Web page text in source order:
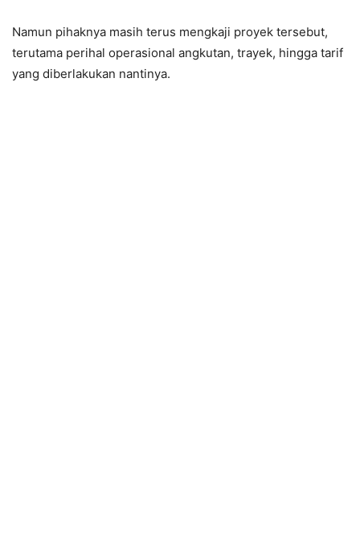
Namun pihaknya masih terus mengkaji proyek tersebut,
terutama perihal operasional angkutan, trayek, hingga tarif
yang diberlakukan nantinya.